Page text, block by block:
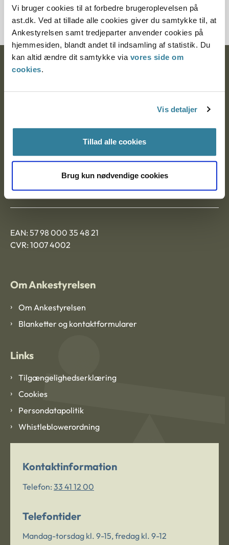
Vi bruger cookies til at forbedre brugeroplevelsen på
ast.dk. Ved at tillade alle cookies giver du samtykke til, at
Ankestyrelsen samt tredjeparter anvender cookies på
hjemmesiden, blandt andet til indsamling af statistik. Du
kan altid ændre dit samtykke via vores side om
cookies.
Vis detaljer
Tillad alle cookies
Brug kun nødvendige cookies
derfor endnu ikke har haft mulighed for at etablere det
fornødne netværk.
Ankestyrelsen
Postadresse:
Ankestyrelsen Aalborg
Ankestyrelsen København
EAN: 57 98 000 35 48 21
CVR: 1007 4002
Om Ankestyrelsen
Om Ankestyrelsen
Blanketter og kontaktformularer
Links
Tilgængelighedserklæring
Cookies
Persondatapolitik
Whistleblowerordning
Kontaktinformation
Telefon: 33 41 12 00
Telefontider
Mandag-torsdag kl. 9-15, fredag kl. 9-12